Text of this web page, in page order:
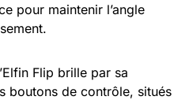
pour maintenir l’angle
Flip brille par sa
boutons de contrôle, situés